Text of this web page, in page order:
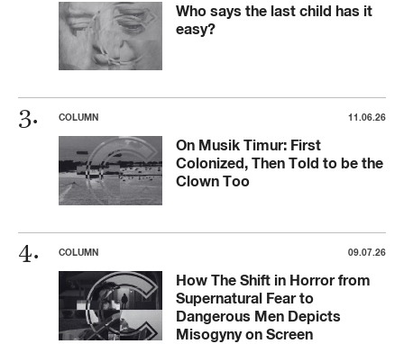
Who says the last child has it
easy?
COLUMN 11.06.26
On Musik Timur: First
Colonized, Then Told to be the
Clown Too
COLUMN 09.07.26
How The Shift in Horror from
Supernatural Fear to
Dangerous Men Depicts
Misogyny on Screen